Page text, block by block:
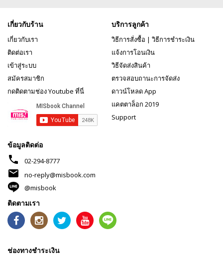
เกี่ยวกับร้าน
เกี่ยวกับเรา
ติดต่อเรา
เข้าสู่ระบบ
สมัครสมาชิก
กดติดตามช่อง Youtube ที่นี่
บริการลูกค้า
วิธีการสั่งซื้อ | วิธีการชำระเงิน
แจ้งการโอนเงิน
วิธีจัดส่งสินค้า
ตรวจสอบถานะการจัดส่ง
ดาวน์โหลด App
แคตตาล็อก 2019
Support
ข้อมูลติดต่อ
phone 02-294-8777
mail
no-reply@misbook.com
@misbook
ติดตามเรา
ช่องทางชำระเงิน